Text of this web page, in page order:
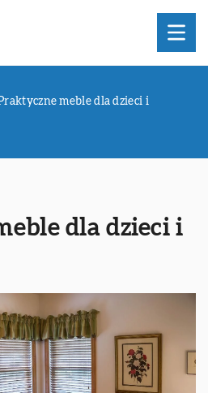
meble dla dzieci i
dla dzieci i